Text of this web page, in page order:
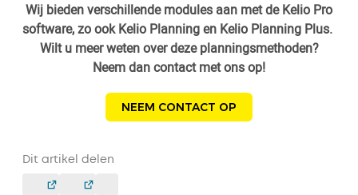
Wij bieden verschillende modules aan met de Kelio Pro
software, zo ook Kelio Planning en Kelio Planning Plus.
Wilt u meer weten over deze planningsmethoden?
Neem dan contact met ons op!
NEEM CONTACT OP
Dit artikel delen